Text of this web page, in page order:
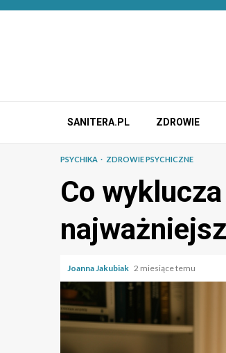
Przejdź
SANITERA.PL ZDROWIE
PSYCHIKA ZDROWIE PSYCHICZNE
Co
Joanna Jakubiak 2 miesiące temu